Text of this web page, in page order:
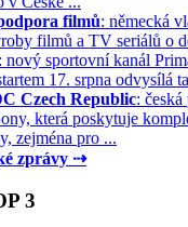
filmů: německá
filmů a TV seriálů o
: nový sportovní kanál
17. srpna odvysílá
Czech Republic:
která poskytuje
zejména pro ...
zprávy ⇢
3